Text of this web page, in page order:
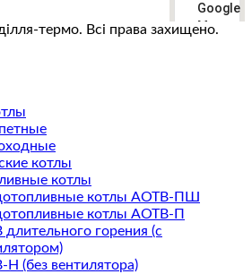
Google
Maps
термо. Всі права захищено.
котлы
котлы
котлы АОТВ-ПШ
котлы АОТВ-П
горения (с
(без вентилятора)